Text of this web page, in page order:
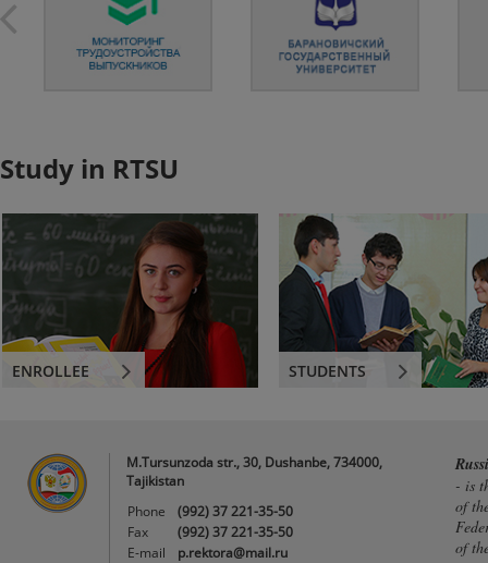
Study in RTSU
ENROLLEE STUDENTS
M.Tursunzoda str., 30, Dushanbe, 734000,
Tajikistan
Phone
(992) 37 221-35-50
Fax
(992) 37 221-35-50
E-mail
p.rektora@mail.ru
- is
of
of